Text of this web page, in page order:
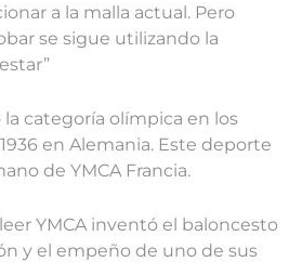
a la malla actual. Pero
se sigue utilizando la
la categoría olímpica en los
en Alemania. Este deporte
de YMCA Francia.
YMCA inventó el baloncesto
y el empeño de uno de sus